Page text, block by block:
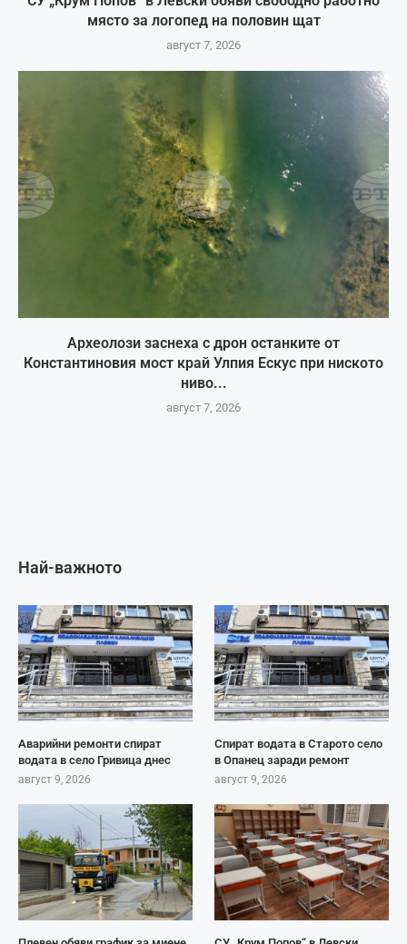
място за логопед на половин щат
август 7, 2026
Археолози заснеха с дрон останките от
Константиновия мост край Улпия Ескус при ниското
ниво...
август 7, 2026
Най-важното
Аварийни ремонти спират
водата в село Гривица днес
август 9, 2026
Спират водата в Старото село
в Опанец заради ремонт
август 9, 2026